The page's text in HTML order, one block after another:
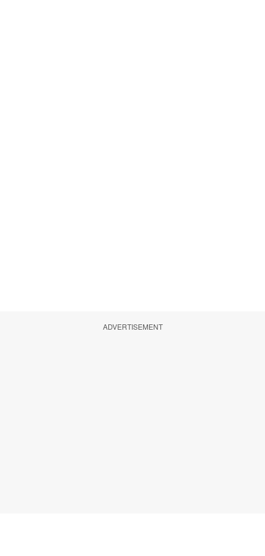
ADVERTISEMENT